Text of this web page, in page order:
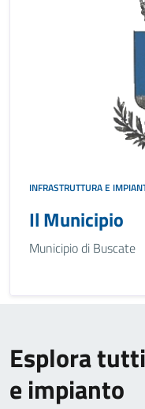
INFRASTRUTTURA E
Il Municipio
Municipio di Buscate
Esplora
e impianto